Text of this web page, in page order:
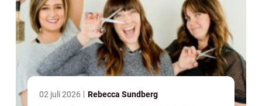
02 juli 2026 Rebecca Sundberg